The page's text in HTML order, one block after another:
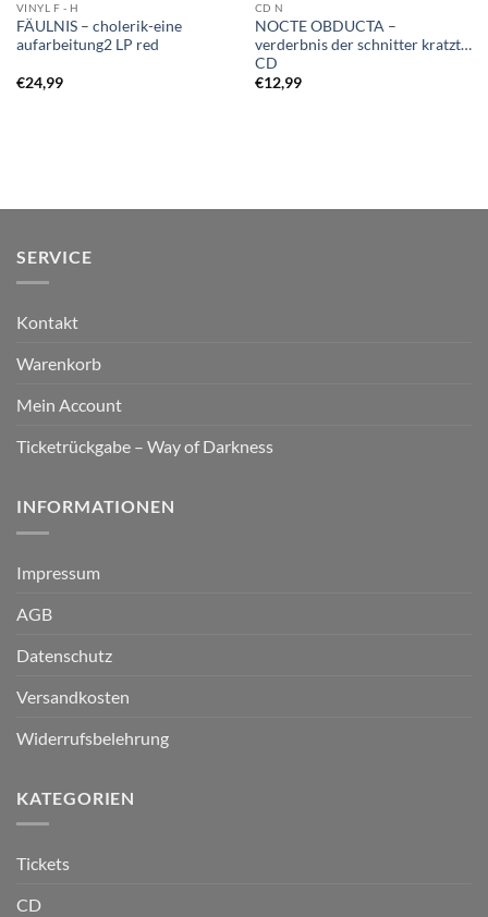
VINYL F - H
FÄULNIS – cholerik-eine
aufarbeitung2 LP red
€24,99
CD N
NOCTE OBDUCTA –
verderbnis der schnitter kratzt…
CD
€12,99
SERVICE
Kontakt
Warenkorb
Mein Account
Ticketrückgabe – Way of Darkness
INFORMATIONEN
Impressum
AGB
Datenschutz
Versandkosten
Widerrufsbelehrung
KATEGORIEN
Tickets
CD